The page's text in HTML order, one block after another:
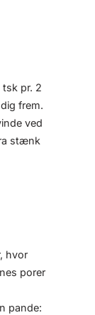
pr. 2
frem.
ved
stænk
hvor
porer
pande: